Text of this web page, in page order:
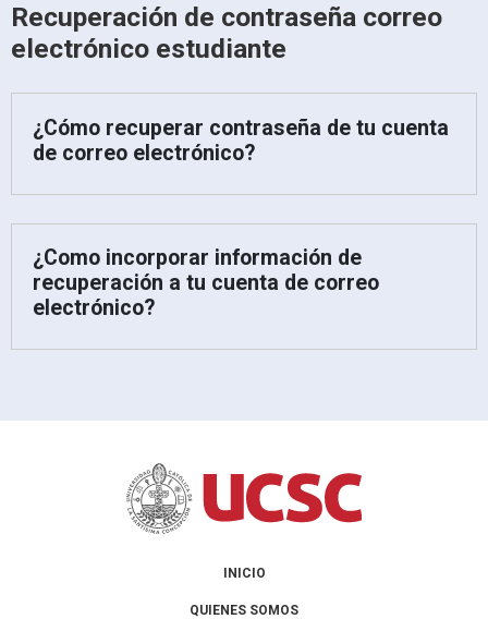
Recuperación de contraseña correo
electrónico estudiante
¿Cómo recuperar contraseña de tu cuenta
de correo electrónico?
¿Como incorporar información de
recuperación a tu cuenta de correo
electrónico?
INICIO
QUIENES SOMOS